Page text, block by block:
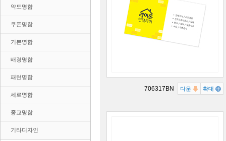
약도명함
쿠폰명함
기본명함
배경명함
패턴명함
세로명함
종교명함
기타디자인
706317BN 다운 확대